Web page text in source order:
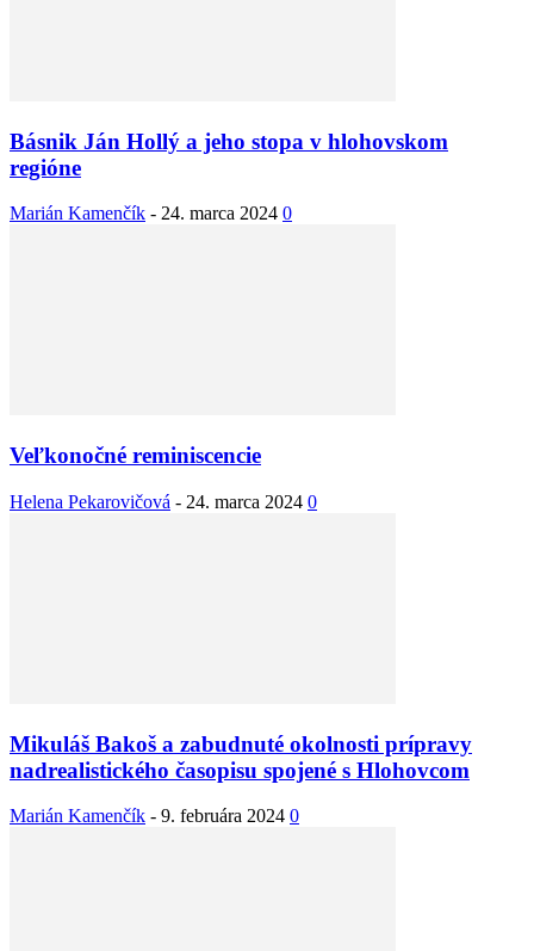
Básnik Ján Hollý a jeho stopa v hlohovskom
regióne
Marián Kamenčík - 24. marca 2024 0
Veľkonočné reminiscencie
Helena Pekarovičová - 24. marca 2024 0
Mikuláš Bakoš a zabudnuté okolnosti prípravy
nadrealistického časopisu spojené s Hlohovcom
Marián Kamenčík - 9. februára 2024 0